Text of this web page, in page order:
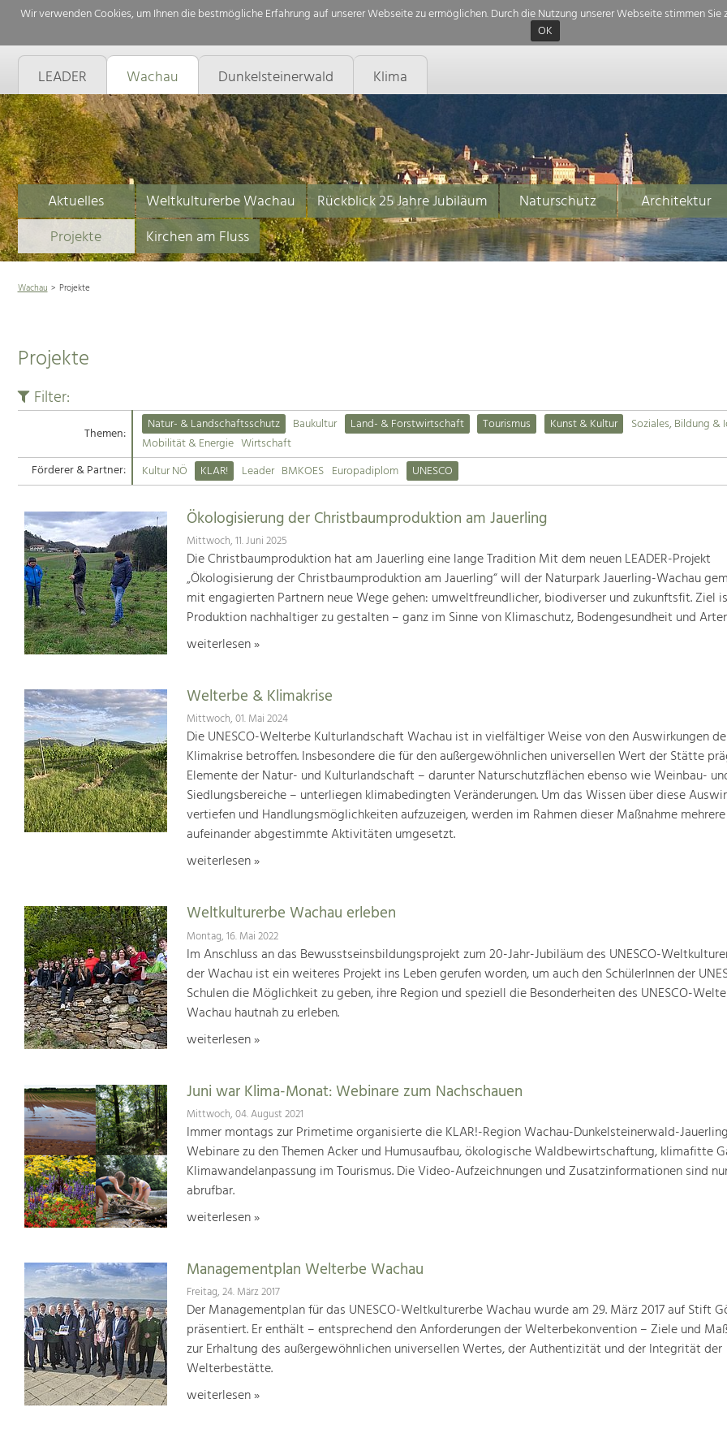
Wir verwenden Cookies, um Ihnen die bestmögliche Erfahrung auf unserer Webseite zu ermöglichen. Durch die Nutzung unserer Webseite stimmen
OK
LEADER Wachau Dunkelsteinerwald Klima
Aktuelles Weltkulturerbe Wachau Rückblick 25 Jahre Jubiläum Naturschutz Architektur
Projekte
Kirchen am Fluss
Wachau Projekte
Projekte
Filter:
Themen: Natur- & Landschaftsschutz Baukultur Land- & Forstwirtschaft Tourismus Kunst & Kultur
Soziales, Bildung &
Mobilität & Energie Wirtschaft
Förderer & Partner:
Kultur NÖ KLAR! Leader BMKOES Europadiplom UNESCO
Ökologisierung der Christbaumproduktion am Jauerling
Mittwoch, 11. Juni 2025
Die Christbaumproduktion hat am Jauerling eine lange Tradition Mit dem neuen LEADER-Projekt
„Ökologisierung der Christbaumproduktion am Jauerling“ will der Naturpark Jauerling-Wachau
mit engagierten Partnern neue Wege gehen: umweltfreundlicher, biodiverser und zukunftsfit. Ziel
Produktion nachhaltiger zu gestalten – ganz im Sinne von Klimaschutz, Bodengesundheit und
weiterlesen »
Welterbe & Klimakrise
Mittwoch, 01. Mai 2024
Die UNESCO-Welterbe Kulturlandschaft Wachau ist in vielfältiger Weise von den Auswirkungen
Klimakrise betroffen. Insbesondere die für den außergewöhnlichen universellen Wert der Stätte
Elemente der Natur- und Kulturlandschaft – darunter Naturschutzflächen ebenso wie Weinbau-
Siedlungsbereiche – unterliegen klimabedingten Veränderungen. Um das Wissen über diese
vertiefen und Handlungsmöglichkeiten aufzuzeigen, werden im Rahmen dieser Maßnahme mehrere
aufeinander abgestimmte Aktivitäten umgesetzt.
weiterlesen »
Weltkulturerbe Wachau erleben
Montag, 16. Mai 2022
Im Anschluss an das Bewusstseinsbildungsprojekt zum 20-Jahr-Jubiläum des UNESCO-
der Wachau ist ein weiteres Projekt ins Leben gerufen worden, um auch den SchülerInnen der
Schulen die Möglichkeit zu geben, ihre Region und speziell die Besonderheiten des UNESCO-
Wachau hautnah zu erleben.
weiterlesen »
Juni war Klima-Monat: Webinare zum Nachschauen
Mittwoch, 04. August 2021
Immer montags zur Primetime organisierte die KLAR!-Region Wachau-Dunkelsteinerwald-
Webinare zu den Themen Acker und Humusaufbau, ökologische Waldbewirtschaftung, klimafitte
Klimawandelanpassung im Tourismus. Die Video-Aufzeichnungen und Zusatzinformationen sind
abrufbar.
weiterlesen »
Managementplan Welterbe Wachau
Freitag, 24. März 2017
Der Managementplan für das UNESCO-Weltkulturerbe Wachau wurde am 29. März 2017 auf Stift
präsentiert. Er enthält – entsprechend den Anforderungen der Welterbekonvention – Ziele und
zur Erhaltung des außergewöhnlichen universellen Wertes, der Authentizität und der Integrität der
Welterbestätte.
weiterlesen »